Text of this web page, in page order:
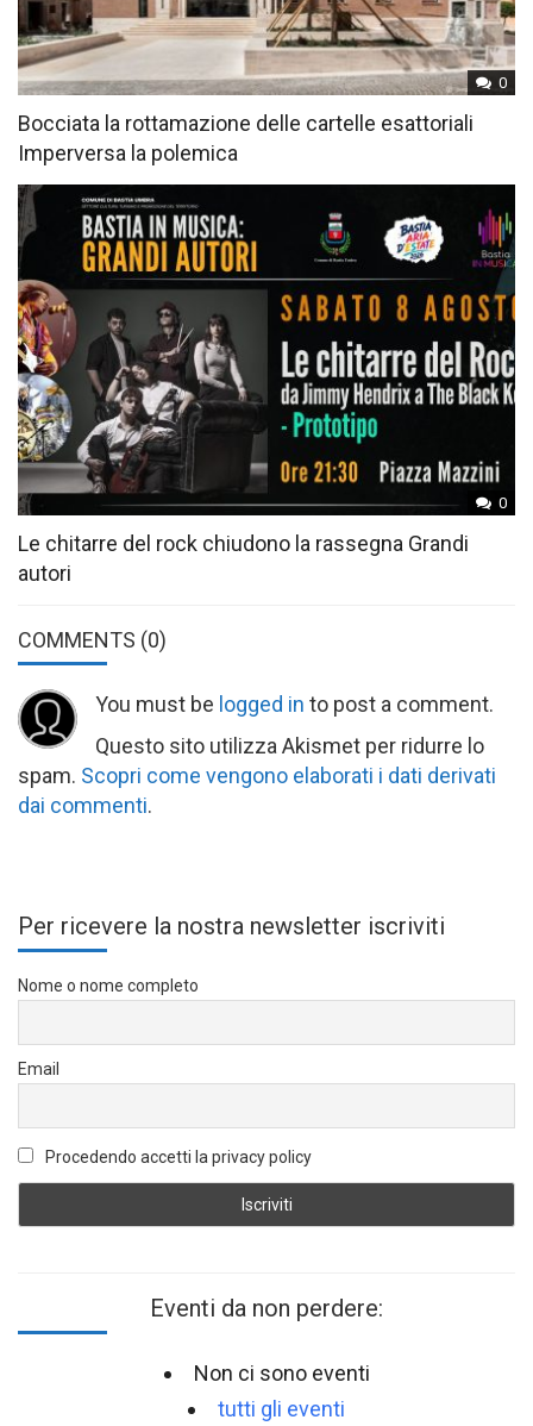
0
Bocciata la rottamazione delle cartelle esattoriali
Imperversa la polemica
0
Le chitarre del rock chiudono la rassegna Grandi
autori
COMMENTS (0)
You must be logged in to post a comment.
Questo sito utilizza Akismet per ridurre lo
spam. Scopri come vengono elaborati i dati derivati
dai commenti.
Per ricevere la nostra newsletter iscriviti
Nome o nome completo
Email
Procedendo accetti la privacy policy
Eventi da non perdere:
Non ci sono eventi
tutti gli eventi